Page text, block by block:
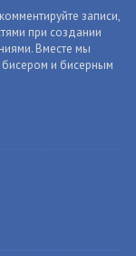
записи,
при создании
Вместе мы
и бисерным